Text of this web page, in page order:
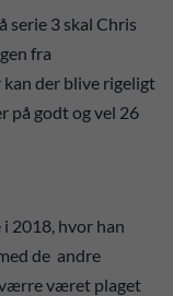
serie 3 skal Chris
fra
der blive rigeligt
på godt og vel 26
2018, hvor han
de andre
været plaget